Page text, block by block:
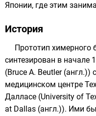
Японии, где этим
История
Прототип химерного
синтезирован в начале
(Bruce A. Beutler (англ.))
медицинском центре
Далласе (University of
at Dallas (англ.)). Ими